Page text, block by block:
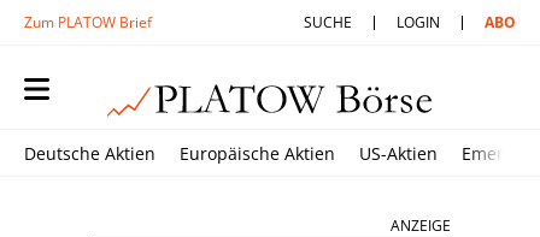
Zum PLATOW Brief SUCHE LOGIN ABO
Deutsche Aktien Europäische Aktien US-Aktien
ANZEIGE